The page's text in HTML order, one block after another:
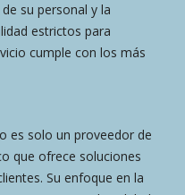
su personal y la
estrictos para
cumple con los más
es solo un proveedor de
que ofrece soluciones
Su enfoque en la